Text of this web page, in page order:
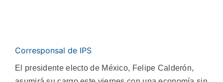
Corresponsal de IPS
El presidente electo de México, Felipe Calderón,